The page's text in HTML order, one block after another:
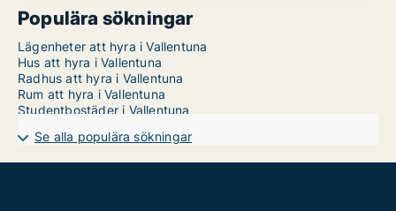
Populära sökningar
Lägenheter att hyra i Vallentuna
Hus att hyra i Vallentuna
Radhus att hyra i Vallentuna
Rum att hyra i Vallentuna
Studentbostäder i Vallentuna
Se alla populära sökningar